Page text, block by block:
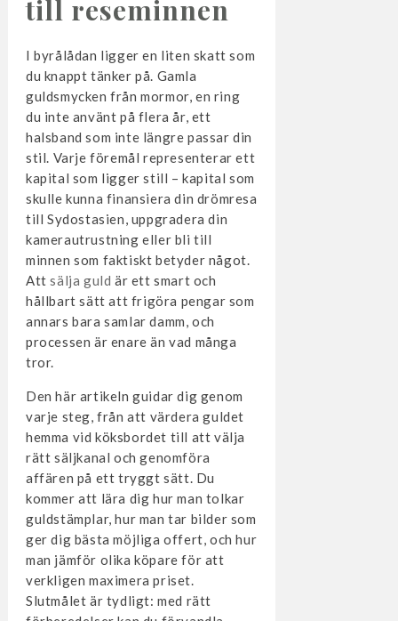
till reseminnen
I byrålådan ligger en liten skatt som
du knappt tänker på. Gamla
guldsmycken från mormor, en ring
du inte använt på flera år, ett
halsband som inte längre passar din
stil. Varje föremål representerar ett
kapital som ligger still – kapital som
skulle kunna finansiera din drömresa
till Sydostasien, uppgradera din
kamerautrustning eller bli till
minnen som faktiskt betyder något.
Attsälja guld är ett smart och
hållbart sätt att frigöra pengar som
annars bara samlar damm, och
processen är enare än vad många
tror.
Den här artikeln guidar dig genom
varje steg, från att värdera guldet
hemma vid köksbordet till att välja
rätt säljkanal och genomföra
affären på ett tryggt sätt. Du
kommer att lära dig hur man tolkar
guldstämplar, hur man tar bilder som
ger dig bästa möjliga offert, och hur
man jämför olika köpare för att
verkligen maximera priset.
Slutmålet är tydligt: med rätt